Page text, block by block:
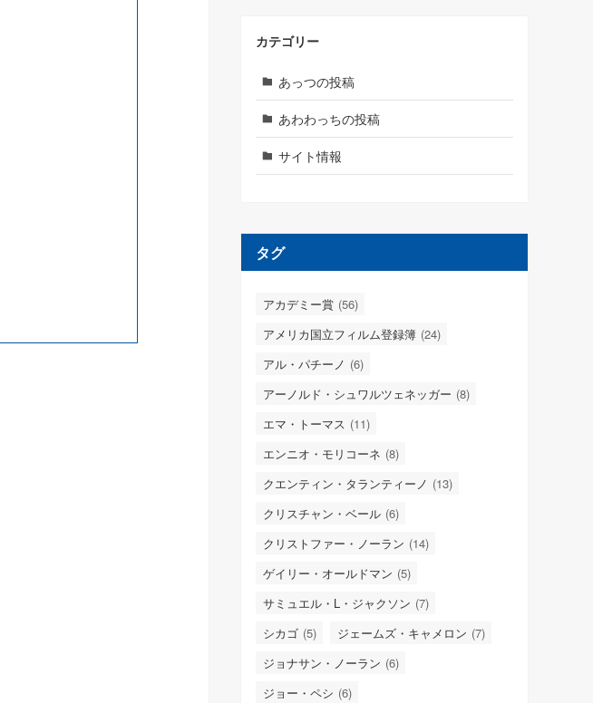
カテゴリー
あっつの投稿
あわわっちの投稿
サイト情報
タグ
アカデミー賞 (56)
アメリカ国立フィルム登録簿 (24)
アル・パチーノ (6)
アーノルド・シュワルツェネッガー (8)
エマ・トーマス (11)
エンニオ・モリコーネ (8)
クエンティン・タランティーノ (13)
クリスチャン・ベール (6)
クリストファー・ノーラン (14)
ゲイリー・オールドマン (5)
サミュエル・L・ジャクソン (7)
シカゴ (5) ジェームズ・キャメロン (7)
ジョナサン・ノーラン (6)
ジョー・ペシ (6)